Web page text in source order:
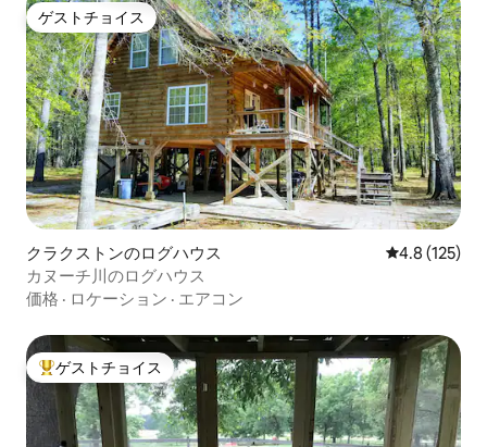
ゲストチョイス
ゲストチョイス
クラクストンのログハウス レビュー125
4.8 (125)
カヌーチ川のログハウス
価格 · ロケーション · エアコン
大好評のゲストチョイスです。
ゲストチョイス